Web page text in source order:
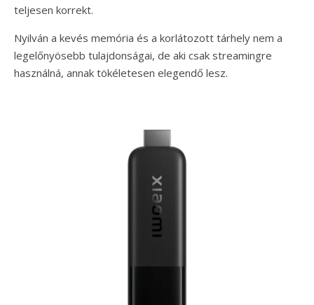
teljesen korrekt.
Nyilván a kevés memória és a korlátozott tárhely nem a
legelőnyösebb tulajdonságai, de aki csak streamingre
használná, annak tökéletesen elegendő lesz.